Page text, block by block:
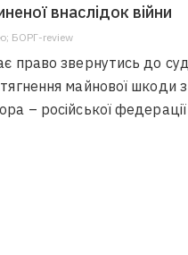
внаслідок війни
БОРГ-review
право звернутись до
майнової шкоди з
– російської федерації